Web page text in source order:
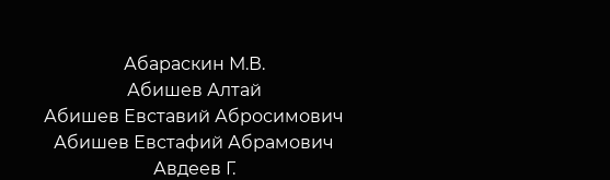
Абараскин М.В.
Абишев Алтай
Абишев Евставий Абросимович
Абишев Евстафий Абрамович
Авдеев Г.